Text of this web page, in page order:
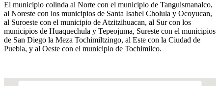
El municipio colinda al Norte con el municipio de Tanguismanalco,
al Noreste con los municipios de Santa Isabel Cholula y Ocoyucan,
al Suroeste con el municipio de Atzitzihuacan, al Sur con los
municipios de Huaquechula y Tepeojuma, Sureste con el municipios
de San Diego la Meza Tochimiltzingo, al Este con la Ciudad de
Puebla, y al Oeste con el municipio de Tochimilco​.